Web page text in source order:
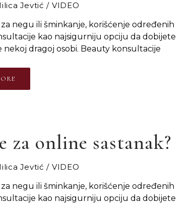
Jevtić
VIDEO
negu ili šminkanje, korišćenje određenih
kao najsigurniju opciju da dobijete
dragoj osobi. Beauty konsultacije
za online sastanak?
Jevtić
VIDEO
negu ili šminkanje, korišćenje određenih
kao najsigurniju opciju da dobijete